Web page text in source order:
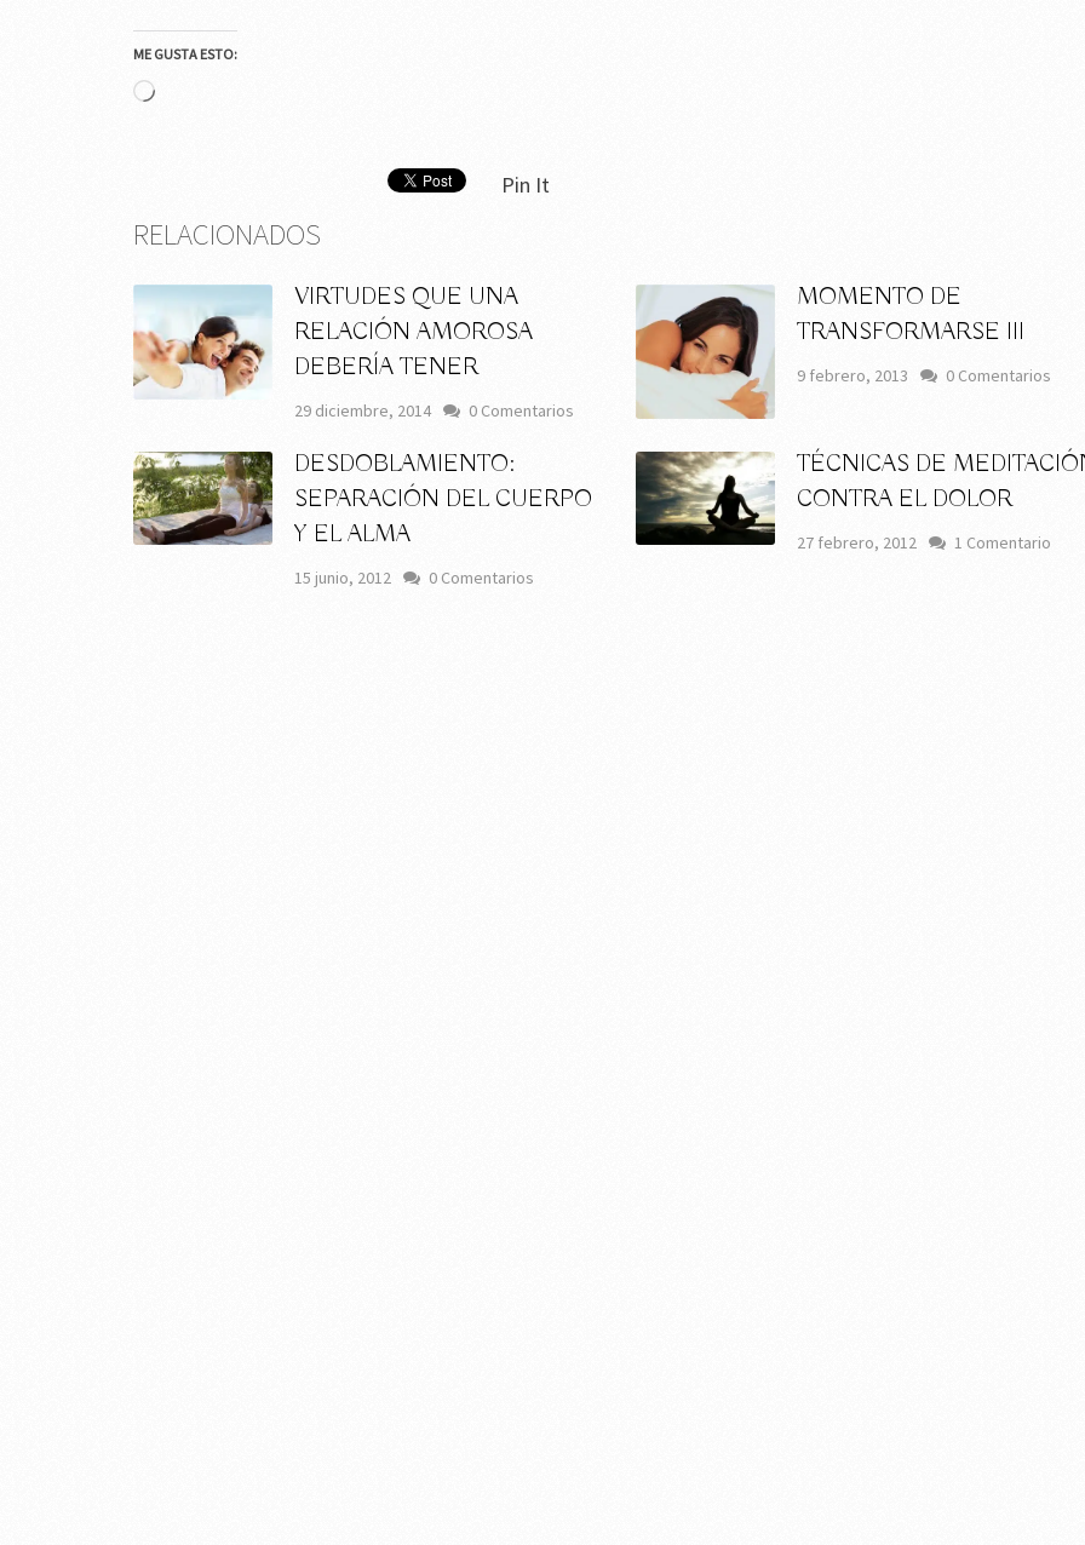
ME GUSTA ESTO:
Cargando...
Pin It
RELACIONADOS
VIRTUDES QUE UNA
RELACIÓN AMOROSA
DEBERÍA TENER
29 diciembre, 2014 0 Comentarios
MOMENTO DE
TRANSFORMARSE III
9 febrero, 2013 0 Comentarios
DESDOBLAMIENTO:
SEPARACIÓN DEL CUERPO
Y EL ALMA
15 junio, 2012 0 Comentarios
TÉCNICAS DE
CONTRA EL DOLOR
27 febrero, 2012 1 Comentario